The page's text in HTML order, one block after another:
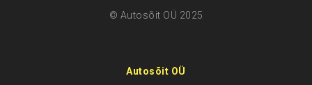
© Autosõit OÜ 2025
Autosõit OÜ